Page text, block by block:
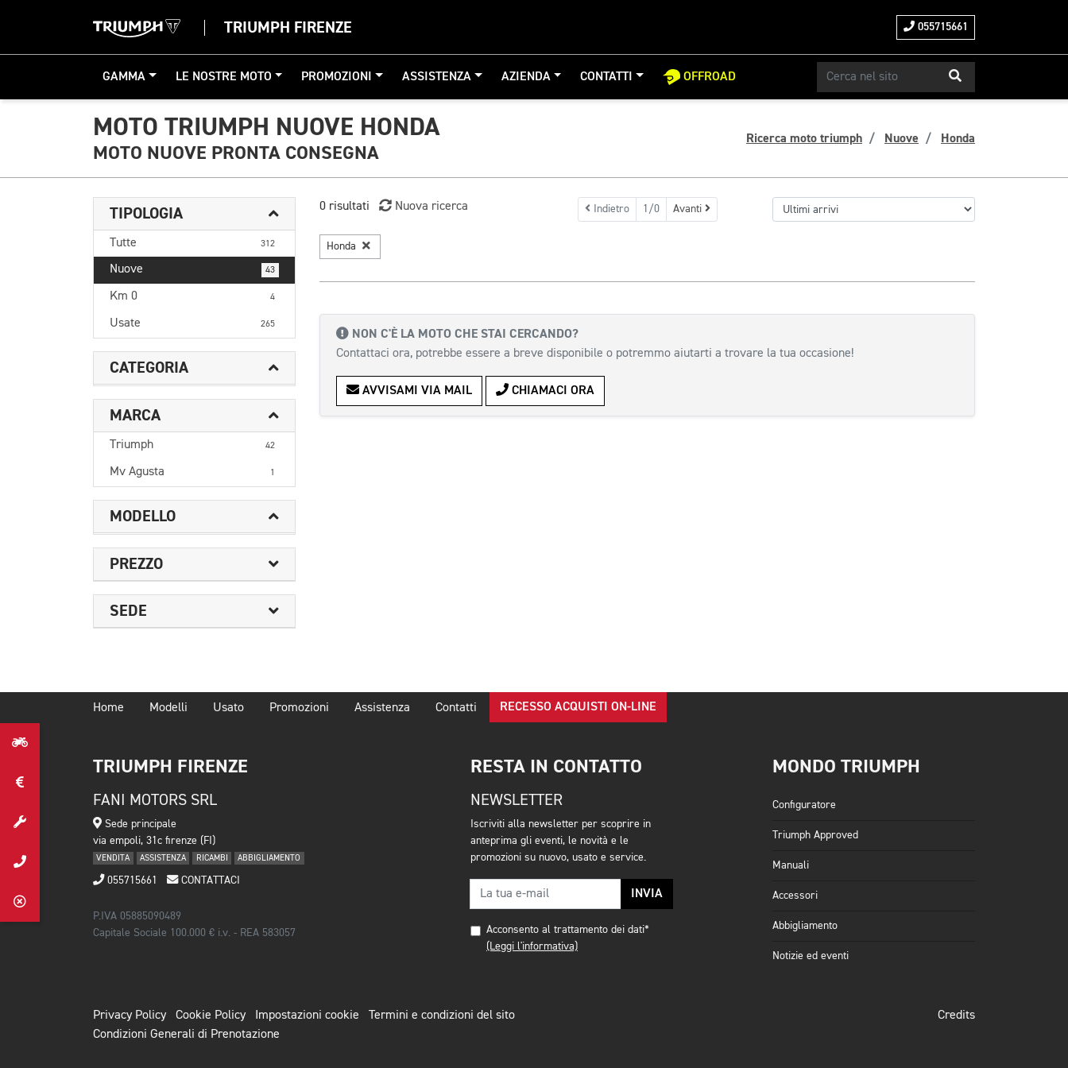
TRIUMPH FIRENZE 055715661
GAMMA LE NOSTRE MOTO PROMOZIONI ASSISTENZA AZIENDA CONTATTI OFFROAD
MOTO TRIUMPH NUOVE HONDA
MOTO NUOVE PRONTA CONSEGNA
Ricerca moto triumph Nuove Honda
TIPOLOGIA
Tutte 312
Nuove 43
Km 0 4
Usate 265
CATEGORIA
MARCA
Triumph 42
Mv Agusta 1
MODELLO
PREZZO
SEDE
0 risultati Nuova ricerca Indietro 1/0 Avanti
Honda
NON C'È LA MOTO CHE STAI CERCANDO?
Contattaci ora, potrebbe essere a breve disponibile o potremmo aiutarti a trovare la tua occasione!
AVVISAMI VIA MAIL CHIAMACI ORA
Home Modelli Usato Promozioni Assistenza Contatti RECESSO ACQUISTI ON-LINE
TRIUMPH FIRENZE
FANI MOTORS SRL
Sede principale
via empoli, 31c firenze (FI)
VENDITA ASSISTENZA RICAMBI ABBIGLIAMENTO
055715661 CONTATTACI
P.IVA 05885090489
Capitale Sociale 100.000 € i.v. - REA 583057
RESTA IN CONTATTO
NEWSLETTER
Iscriviti alla newsletter per scoprire in
anteprima gli eventi, le novità e le
promozioni su nuovo, usato e service.
INVIA
Acconsento al trattamento dei dati*
(Leggi l'informativa)
MONDO TRIUMPH
Configuratore
Triumph Approved
Manuali
Accessori
Abbigliamento
Notizie ed eventi
Privacy Policy Cookie Policy Impostazioni cookie
Termini e condizioni del sito
Condizioni Generali di Prenotazione
Credits